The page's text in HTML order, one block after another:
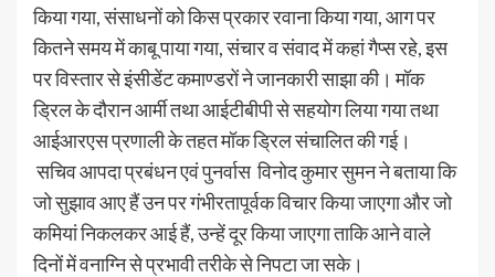
किया गया, संसाधनों को किस प्रकार रवाना किया गया, आग पर
कितने समय में काबू पाया गया, संचार व संवाद में कहां गैप्स रहे, इस
पर विस्तार से इंसीडेंट कमाण्डरों ने जानकारी साझा की। मॉक
ड्रिल के दौरान आर्मी तथा आईटीबीपी से सहयोग लिया गया तथा
आईआरएस प्रणाली के तहत मॉक ड्रिल संचालित की गई।
सचिव आपदा प्रबंधन एवं पुनर्वास विनोद कुमार सुमन ने बताया कि
जो सुझाव आए हैं उन पर गंभीरतापूर्वक विचार किया जाएगा और जो
कमियां निकलकर आई हैं, उन्हें दूर किया जाएगा ताकि आने वाले
दिनों में वनाग्नि से प्रभावी तरीके से निपटा जा सके।